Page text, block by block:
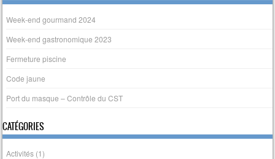
Week-end gourmand 2024
Week-end gastronomique 2023
Fermeture piscine
Code jaune
Port du masque – Contrôle du CST
CATÉGORIES
Activités (1)